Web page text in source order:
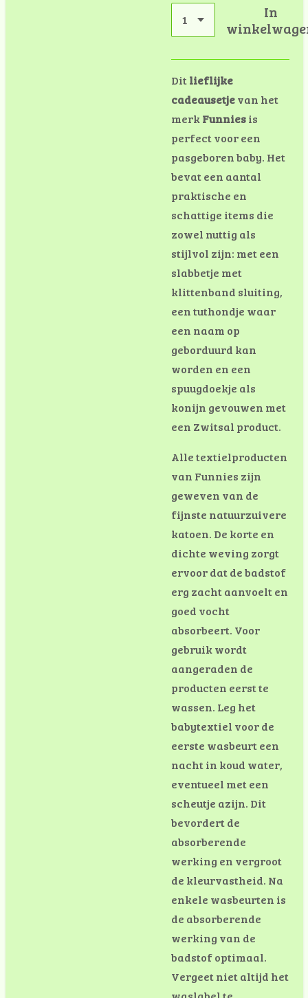
In
Ditlieflijke
cadeausetjevan het
merk Funniesis
perfect voor een
pasgeboren baby. Het
bevat een aantal
praktische en
schattige items die
zowel nuttig als
stijlvol zijn: met een
slabbetje met
klittenband sluiting,
een tuthondje waar
een naam op
geborduurd kan
worden en een
spuugdoekje als
konijn gevouwen met
een Zwitsal product.
Alle textielproducten
van Funnies zijn
geweven van de
fijnste natuurzuivere
katoen. De korte en
dichte weving zorgt
ervoor dat de badstof
erg zacht aanvoelt en
goed vocht
absorbeert. Voor
gebruik wordt
aangeraden de
producten eerst te
wassen. Leg het
babytextiel voor de
eerste wasbeurt een
nacht in koud water,
eventueel met een
scheutje azijn. Dit
bevordert de
absorberende
werking en vergroot
de kleurvastheid. Na
enkele wasbeurten is
de absorberende
werking van de
badstof optimaal.
Vergeet niet altijd het